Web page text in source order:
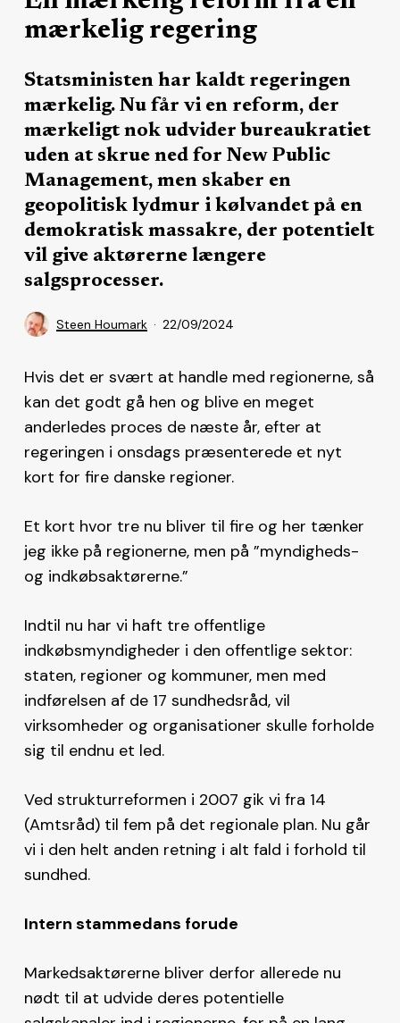
mærkelig regering
Statsministen har kaldt regeringen
mærkelig. Nu får vi en reform, der
mærkeligt nok udvider bureaukratiet
uden at skrue ned for New Public
Management, men skaber en
geopolitisk lydmur i kølvandet på en
demokratisk massakre, der potentielt
vil give aktørerne længere
salgsprocesser.
Steen Houmark 22/09/2024
Hvis det er svært at handle med regionerne, så
kan det godt gå hen og blive en meget
anderledes proces de næste år, efter at
regeringen i onsdags præsenterede et nyt
kort for fire danske regioner.
Et kort hvor tre nu bliver til fire og her tænker
jeg ikke på regionerne, men på ”myndigheds-
og indkøbsaktørerne.”
Indtil nu har vi haft tre offentlige
indkøbsmyndigheder i den offentlige sektor:
staten, regioner og kommuner, men med
indførelsen af de 17 sundhedsråd, vil
virksomheder og organisationer skulle forholde
sig til endnu et led.
Ved strukturreformen i 2007 gik vi fra 14
(Amtsråd) til fem på det regionale plan. Nu går
vi i den helt anden retning i alt fald i forhold til
sundhed.
Intern stammedans forude
Markedsaktørerne bliver derfor allerede nu
nødt til at udvide deres potentielle